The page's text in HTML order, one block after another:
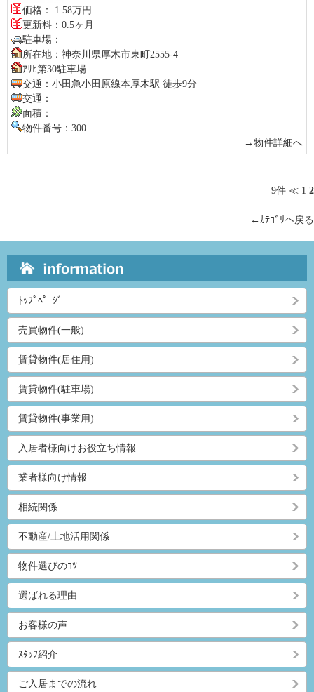
価格： 1.58万円
更新料：0.5ヶ月
駐車場：
所在地：神奈川県厚木市東町2555-4
ｱｻﾋ第30駐車場
交通：小田急小田原線本厚木駅 徒歩9分
交通：
面積：
物件番号：300
→物件詳細へ
9件 ≪ 1 2
←ｶﾃｺﾞﾘへ戻る
ﾄｯﾌﾟﾍﾟｰｼﾞ
売買物件(一般)
賃貸物件(居住用)
賃貸物件(駐車場)
賃貸物件(事業用)
入居者様向けお役立ち情報
業者様向け情報
相続関係
不動産/土地活用関係
物件選びのｺﾂ
選ばれる理由
お客様の声
ｽﾀｯﾌ紹介
ご入居までの流れ